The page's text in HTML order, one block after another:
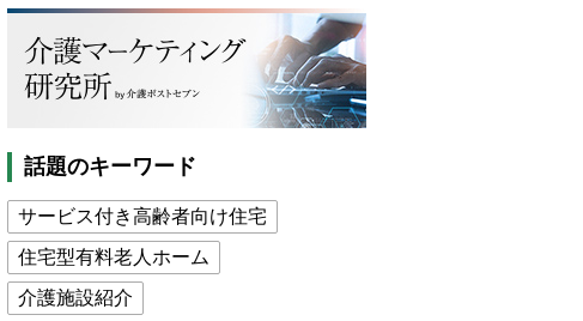
話題のキーワード
サービス付き高齢者向け住宅
住宅型有料老人ホーム
介護施設紹介